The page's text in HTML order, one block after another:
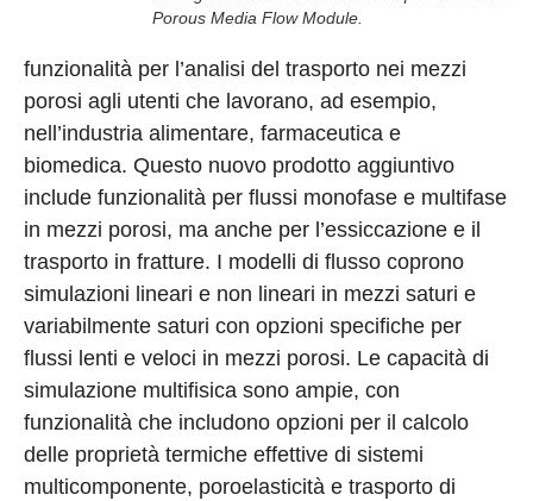
Porous Media Flow Module.
funzionalità per l’analisi del trasporto nei mezzi
porosi agli utenti che lavorano, ad esempio,
nell’industria alimentare, farmaceutica e
biomedica. Questo nuovo prodotto aggiuntivo
include funzionalità per flussi monofase e multifase
in mezzi porosi, ma anche per l’essiccazione e il
trasporto in fratture. I modelli di flusso coprono
simulazioni lineari e non lineari in mezzi saturi e
variabilmente saturi con opzioni specifiche per
flussi lenti e veloci in mezzi porosi. Le capacità di
simulazione multifisica sono ampie, con
funzionalità che includono opzioni per il calcolo
delle proprietà termiche effettive di sistemi
multicomponente, poroelasticità e trasporto di